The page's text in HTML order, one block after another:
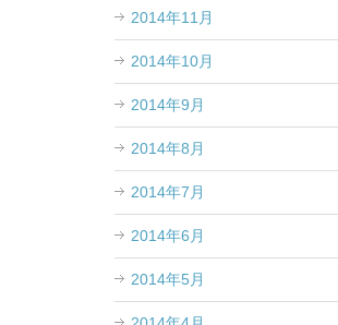
2014年11月
2014年10月
2014年9月
2014年8月
2014年7月
2014年6月
2014年5月